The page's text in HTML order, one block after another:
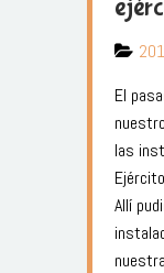
El
las
Allí